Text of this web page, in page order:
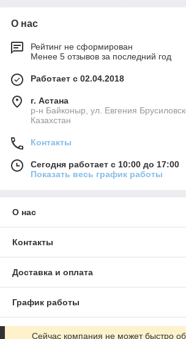
О нас
Рейтинг не сформирован
Менее 5 отзывов за последний год
Работает с 02.04.2018
г. Астана
р-н Байконыр, ул. Евгения
Казахстан
Контакты
Сегодня работает с 10:00 до 17:00
Показать весь график работы
О нас
Контакты
Доставка и оплата
График работы
Полная версия сайта
Сейчас компания не может быстро